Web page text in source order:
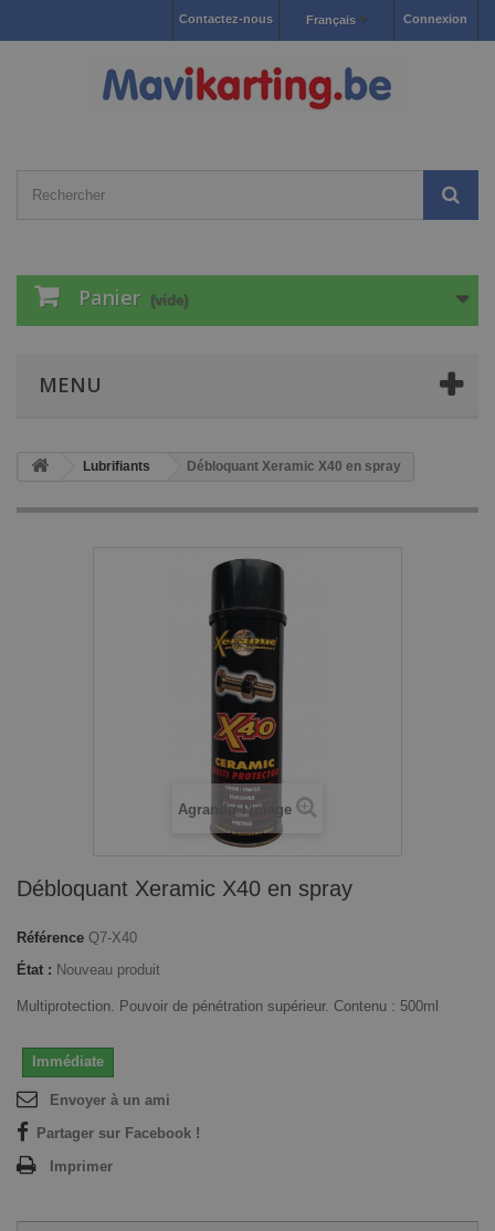
Connexion
Français
Contactez-nous
Panier (vide)
MENU
Lubrifiants Débloquant Xeramic X40 en spray
Agrandir l'image
Débloquant Xeramic X40 en spray
Référence Q7-X40
État : Nouveau produit
Multiprotection. Pouvoir de pénétration supérieur. Contenu : 500ml
Immédiate
Envoyer à un ami
Partager sur Facebook !
Imprimer